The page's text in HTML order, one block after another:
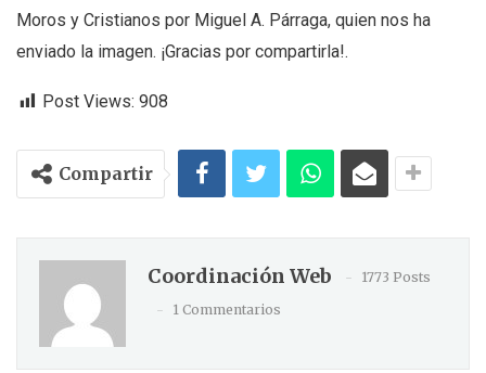
Moros y Cristianos por Miguel A. Párraga, quien nos ha
enviado la imagen. ¡Gracias por compartirla!.
Post Views: 908
Compartir
Coordinación Web
1773 Posts
1 Commentarios